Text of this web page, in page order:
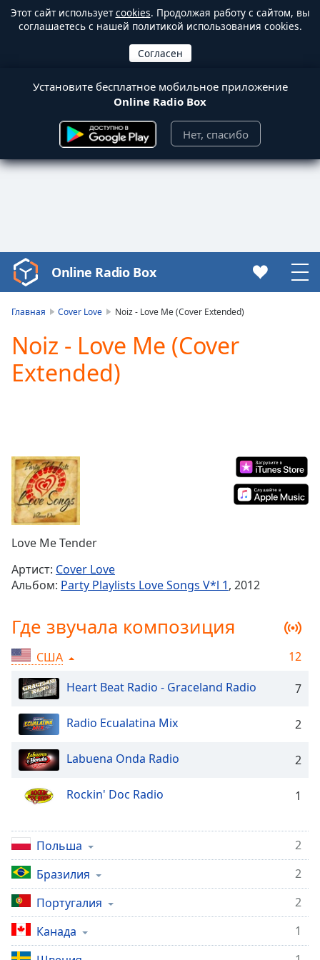
Этот сайт используетcookies. Продолжая работу с сайтом, вы
соглашаетесь с нашей политикой использования cookies.
Установите бесплатное мобильное приложение
Online Radio Box
Нет, спасибо
Video
Player
Play
Video
Play
Current
Time0:00
Duration-:-
Loaded:
Stream
TypeLIVE
Seek to
live,
liveLIVE
Remaining
Time-
Playback
Rate
Chapters
Chapters
descriptions
off,
selected
Subtitles
subtitles
settings,
Online Radio Box
Главная Cover Love Noiz - Love Me (Cover Extended)
Noiz - Love Me (Cover
Extended)
Love Me Tender
Артист: Cover Love
Альбом: Party Playlists Love Songs V*l 1, 2012
Где звучала композиция
США
12
Heart Beat Radio - Graceland Radio
7
Radio Ecualatina Mix 2
Labuena Onda Radio 2
Rockin' Doc Radio 1
Польша
2
Бразилия
2
Португалия
2
Канада
1